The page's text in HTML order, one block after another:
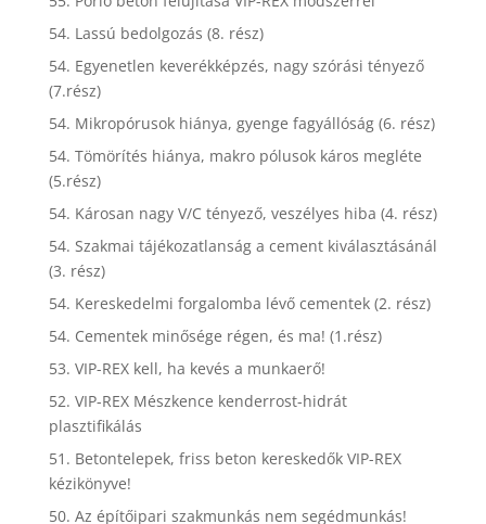
54. Lassú bedolgozás (8. rész)
54. Egyenetlen keverékképzés, nagy szórási tényező
(7.rész)
54. Mikropórusok hiánya, gyenge fagyállóság (6. rész)
54. Tömörítés hiánya, makro pólusok káros megléte
(5.rész)
54. Károsan nagy V/C tényező, veszélyes hiba (4. rész)
54. Szakmai tájékozatlanság a cement kiválasztásánál
(3. rész)
54. Kereskedelmi forgalomba lévő cementek (2. rész)
54. Cementek minősége régen, és ma! (1.rész)
53. VIP-REX kell, ha kevés a munkaerő!
52. VIP-REX Mészkence kenderrost-hidrát
plasztifikálás
51. Betontelepek, friss beton kereskedők VIP-REX
kézikönyve!
50. Az építőipari szakmunkás nem segédmunkás!